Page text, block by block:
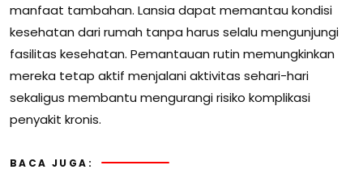
manfaat tambahan. Lansia dapat memantau kondisi
kesehatan dari rumah tanpa harus selalu mengunjungi
fasilitas kesehatan. Pemantauan rutin memungkinkan
mereka tetap aktif menjalani aktivitas sehari-hari
sekaligus membantu mengurangi risiko komplikasi
penyakit kronis.
BACA JUGA: